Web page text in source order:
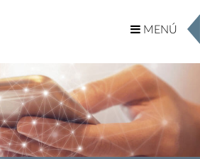
MENÚ
MENÚ